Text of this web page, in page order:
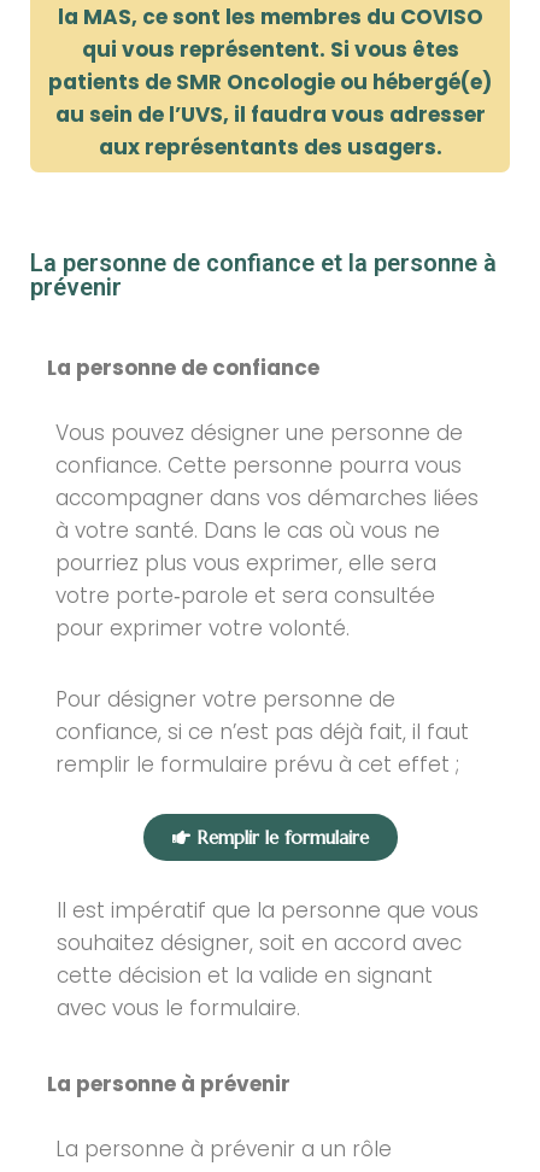
la MAS, ce sont les membres du COVISO
qui vous représentent. Si vous êtes
patients de SMR Oncologie ou hébergé(e)
au sein de l’UVS, il faudra vous adresser
aux représentants des usagers.
La personne de confiance et la personne à
prévenir
La personne de confiance
Vous pouvez désigner une personne de
confiance. Cette personne pourra vous
accompagner dans vos démarches liées
à votre santé. Dans le cas où vous ne
pourriez plus vous exprimer, elle sera
votre porte‑parole et sera consultée
pour exprimer votre volonté.
Pour désigner votre personne de
confiance, si ce n’est pas déjà fait, il faut
remplir le formulaire prévu à cet effet ;
Remplir le formulaire
Il est impératif que la personne que vous
souhaitez désigner, soit en accord avec
cette décision et la valide en signant
avec vous le formulaire.
La personne à prévenir
La personne à prévenir a un rôle